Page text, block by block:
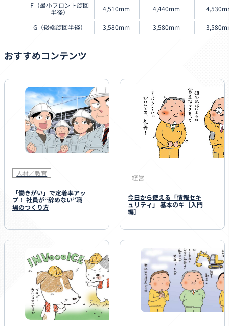
F（最小フロント旋回
半径）
4,510mm 4,440mm
G（後端旋回半径） 3,580mm 3,580mm
おすすめコンテンツ
人材／教育
「働きがい」で定着率アッ
プ！ 社員が“辞めない”職
場のつくり方
経営
今日から使える「情報セキ
ュリティ」 基本のキ［入門
編］